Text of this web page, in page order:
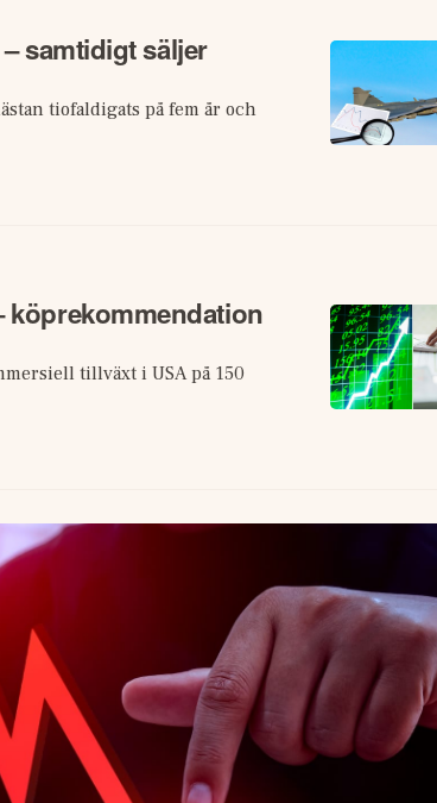
samtidigt säljer
tiofaldigats på fem år och
köprekommendation
tillväxt i USA på 150